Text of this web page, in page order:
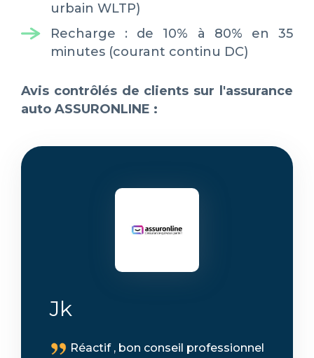
urbain WLTP)
Recharge : de 10% à 80% en 35
minutes (courant continu DC)
Avis contrôlés de clients sur l'assurance
auto ASSURONLINE :
Jk
Réactif , bon conseil professionnel